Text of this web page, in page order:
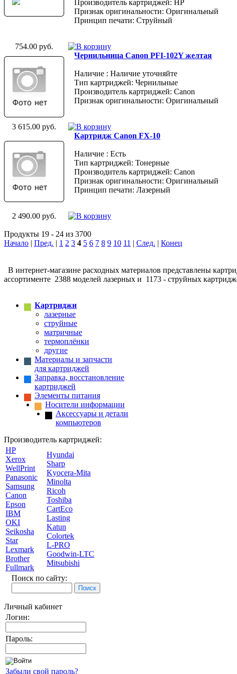
Производитель картриджей: HP
Признак оригинальности: Оригинальный
Принцип печати: Струйный
754.00 руб.
Чернильница Canon PFI-102Y желтая
Наличие : Наличие уточняйте
Тип картриджей: Чернильные
Производитель картриджей: Canon
Признак оригинальности: Оригинальный
3 615.00 руб.
Картридж Canon FX-10
Наличие : Есть
Тип картриджей: Тонерные
Производитель картриджей: Canon
Признак оригинальности: Оригинальный
Принцип печати: Лазерный
2 490.00 руб.
Продукты 19 - 24 из 3700
Начало | Пред. | 1 2 3 4 5 6 7 8 9 10 11 | След. | Конец
В интернет-магазине расходных материалов представлены
ассортименте 2388 моделей лазерных и 1173 - струйных
Картриджи
лазерные
струйные
матричные
термоплёнки
другие
Материалы и запчасти
для картриджей
Заправка, восстановление
картриджей
Элементы питания
Носители информации
Аксессуары и детали
компьютеров
Производитель картриджей:
HP
Xerox
WellPrint
Panasonic
Samsung
Canon
Epson
IBM
OKI
Seikosha
Star
Lexmark
Brother
Fullmark
Hyundai
Sharp
Kyocera-Mita
Minolta
Ricoh
Toshiba
CartEco
Lasting
Katun
Colortek
L-PRO
Goodwin-LTC
Mitsubishi
Поиск по сайту:
Личный кабинет
Логин:
Пароль:
Забыли свой пароль?